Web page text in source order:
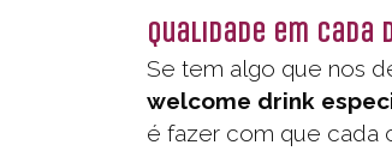
Qualidade em Cada
Se tem algo que nos
welcome drink
é fazer com que cada